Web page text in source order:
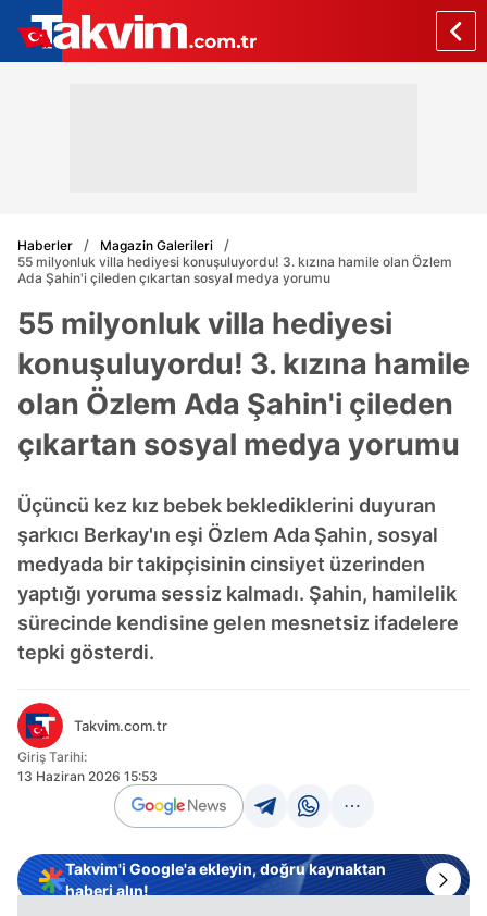
Haberler
Magazin Galerileri
55 milyonluk villa hediyesi konuşuluyordu! 3. kızına hamile olan Özlem
Ada Şahin'i çileden çıkartan sosyal medya yorumu
55 milyonluk villa hediyesi
konuşuluyordu! 3. kızına hamile
olan Özlem Ada Şahin'i çileden
çıkartan sosyal medya yorumu
Üçüncü kez kız bebek beklediklerini duyuran
şarkıcı Berkay'ın eşi Özlem Ada Şahin, sosyal
medyada bir takipçisinin cinsiyet üzerinden
yaptığı yoruma sessiz kalmadı. Şahin, hamilelik
sürecinde kendisine gelen mesnetsiz ifadelere
tepki gösterdi.
Takvim.com.tr
Giriş Tarihi:
13 Haziran 2026 15:53
Takvim'i Google'a ekleyin, doğru kaynaktan
haberi alın!